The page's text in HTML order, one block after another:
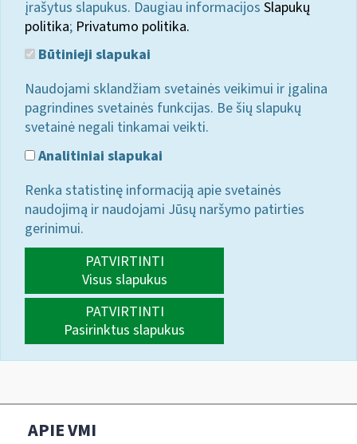
įrašytus slapukus. Daugiau informacijos Slapukų
politika; Privatumo politika.
Būtinieji slapukai
Naudojami sklandžiam svetainės veikimui ir įgalina
pagrindines svetainės funkcijas. Be šių slapukų
svetainė negali tinkamai veikti.
Analitiniai slapukai
Renka statistinę informaciją apie svetainės
naudojimą ir naudojami Jūsų naršymo patirties
gerinimui.
PATVIRTINTI
Visus slapukus
PATVIRTINTI
Pasirinktus slapukus
APIE VMI